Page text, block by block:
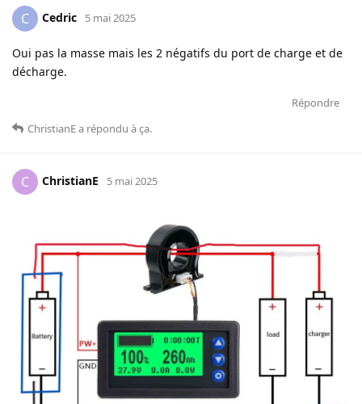
C Cedric 5 mai 2025
Oui pas la masse mais les 2 négatifs du port de charge et de
décharge.
Répondre
ChristianEa répondu à ça.
C ChristianE 5 mai 2025